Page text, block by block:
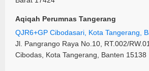
Aqiqah Perumnas Tangerang
QJR6+GP Cibodasari, Kota Tangerang,
Jl. Pangrango Raya No.10, RT.002/
Cibodas, Kota Tangerang, Banten 15138